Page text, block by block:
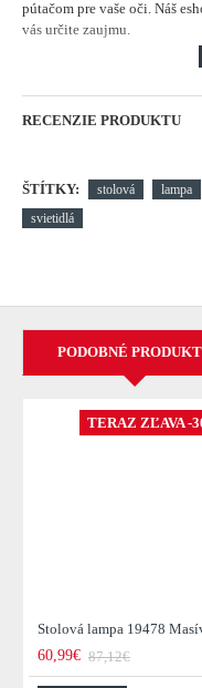
pútačom pre vaše oči. Náš
vás určite zaujmu.
RECENZIE PRODUKTU
ŠTÍTKY: stolová lampa
svietidlá
PODOBNÉ
TERAZ ZĽAVA -
60,99€ 87,12€